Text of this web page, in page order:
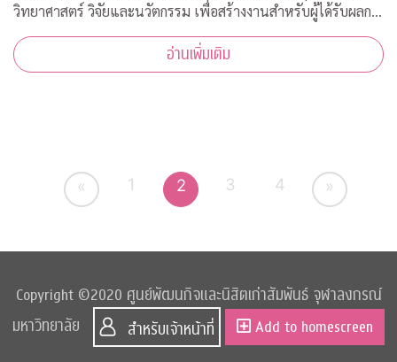
วิทยาศาสตร์ วิจัยและนวัตกรรม เพื่อสร้างงานสำหรับผู้ได้รับผลก
ระทบจากสถานการณ์วิกฤตโควิด-19 เปิดรับสมัครประชาชนทั่วไป
จำนวน 200 อัตรา
อ่านเพิ่มเติม
« 1 2 3 4 »
Copyright ©2020 ศูนย์พัฒนกิจและนิสิตเก่าสัมพันธ์ จุฬาลงกรณ์
มหาวิทยาลัย
สำหรับเจ้าหน้าที่ Add to homescreen